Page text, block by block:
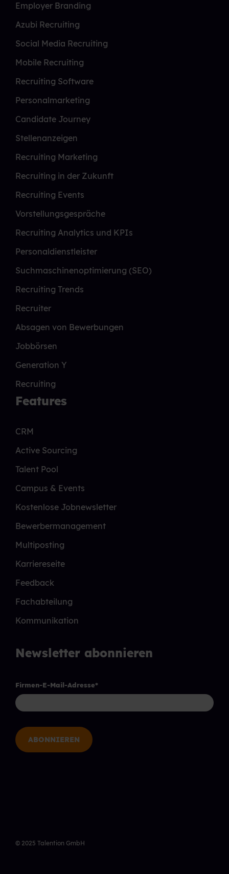
Employer Branding
Azubi Recruiting
Social Media Recruiting
Mobile Recruiting
Recruiting Software
Personalmarketing
Candidate Journey
Stellenanzeigen
Recruiting Marketing
Recruiting in der Zukunft
Recruiting Events
Vorstellungsgespräche
Recruiting Analytics und KPIs
Personaldienstleister
Suchmaschinenoptimierung (SEO)
Recruiting Trends
Recruiter
Absagen von Bewerbungen
Jobbörsen
Generation Y
Recruiting
Features
CRM
Active Sourcing
Talent Pool
Campus & Events
Kostenlose Jobnewsletter
Bewerbermanagement
Multiposting
Karriereseite
Feedback
Fachabteilung
Kommunikation
Newsletter abonnieren
Firmen-E-Mail-Adresse*
© 2025 Talention GmbH